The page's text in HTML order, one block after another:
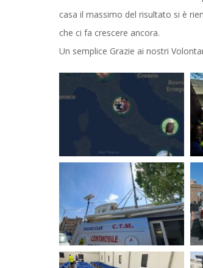
casa il massimo del risultato si è
che ci fa crescere ancora.
Un semplice Grazie ai nostri